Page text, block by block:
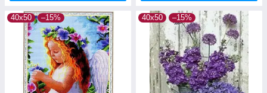
40х50 –15% 40х50 –15%